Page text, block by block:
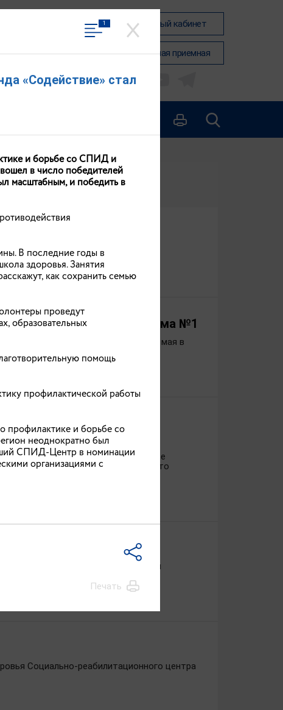
Вход в личный кабинет
Общественная приемная
Ивановского района.
основания родильного дома №1
дома №1, состоится сегодня, 29 мая в
врачей различных
нашей стране, так и в большинстве
Найти у себя опухоль — это
первый вице-спикер Ивановской
Социально-реабилитационного центра
1
«Содействие» стал
и борьбе со СПИД и
в число победителей
масштабным, и победить в
В последние годы в
здоровья. Занятия
как сохранить семью
проведут
образовательных
помощь
профилактической работы
профилактике и борьбе со
неоднократно был
СПИД-Центр в номинации
организациями с
Печать